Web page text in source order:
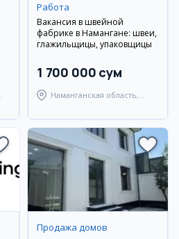
Работа
Вакансия в швейной
фабрике в Намангане: швеи,
глажильщицы, упаковщицы
1 700 000 сум
Наманганская область,
Продажа домов